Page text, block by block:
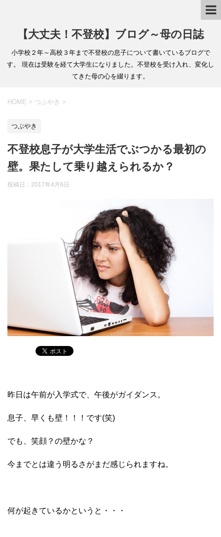
【大丈夫！不登校】ブログ～母の日誌
小学校２年～高校３年まで不登校の息子について書いているブログで
す。 現在は受験を経て大学生になりました。不登校を受け入れ、変化し
てきた母の心を綴ります。
HOME > つぶやき >
つぶやき
不登校息子が大学生活でぶつかる最初の
壁。果たして乗り越えられるか？
投稿日：2017年4月6日
昨日は午前が入学式で、午後がガイダンス。
息子、早くも壁！！！です(笑)
でも、笑顔？の壁かな？
今までとは違う明るさがまだ感じられますね。
何が起きているかというと・・・